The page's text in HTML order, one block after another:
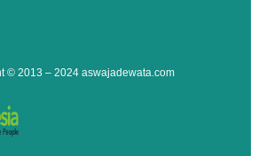
© 2013 – 2024 aswajadewata.com